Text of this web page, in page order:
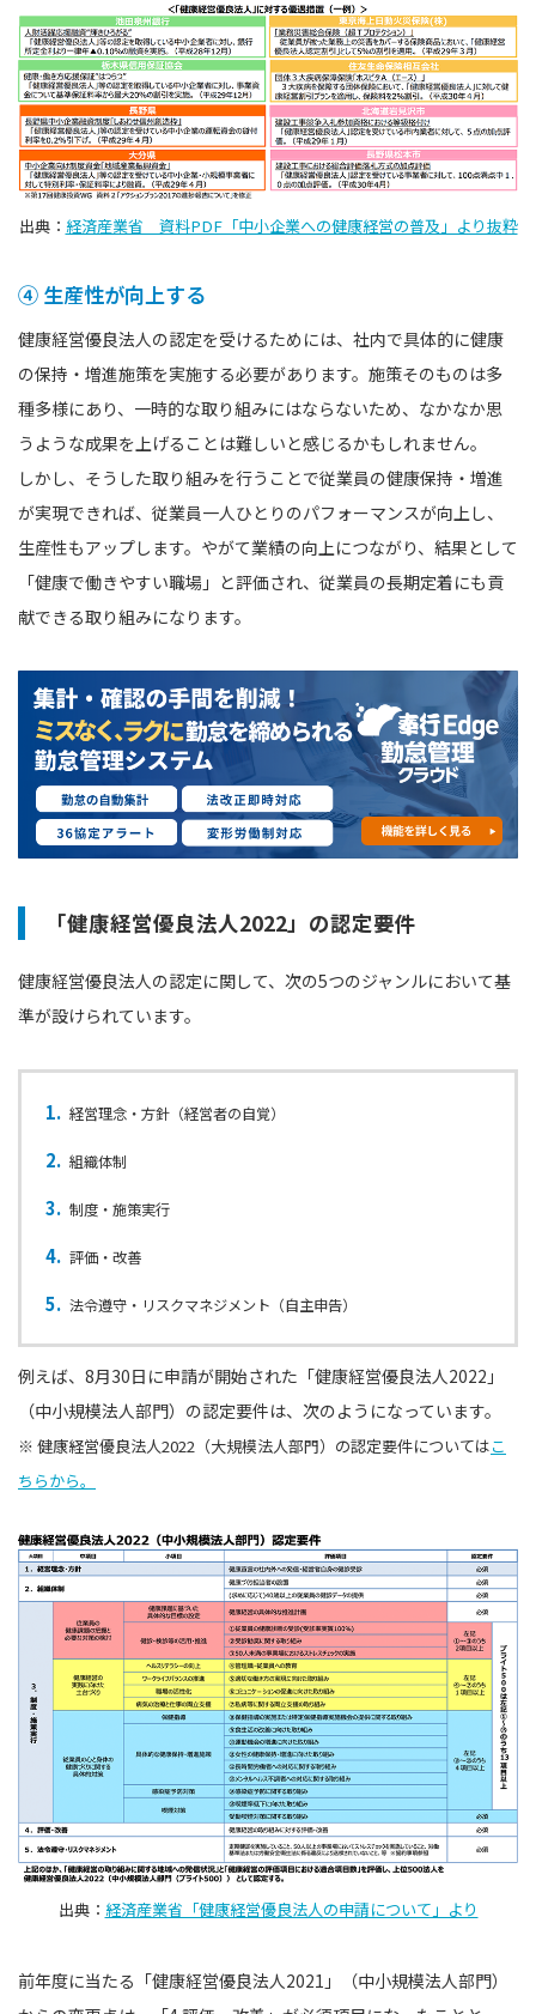
出典： 経済産業省 資料PDF「中小企業への健康経営の普及」より抜粋
④ 生産性が向上する
健康経営優良法人の認定を受けるためには、社内で具体的に健康
の保持・増進施策を実施する必要があります。施策そのものは多
種多様にあり、一時的な取り組みにはならないため、なかなか思
うような成果を上げることは難しいと感じるかもしれません。
しかし、そうした取り組みを行うことで従業員の健康保持・増進
が実現できれば、従業員一人ひとりのパフォーマンスが向上し、
生産性もアップします。やがて業績の向上につながり、結果として
「健康で働きやすい職場」と評価され、従業員の長期定着にも貢
献できる取り組みになります。
「健康経営優良法人2022」の認定要件
健康経営優良法人の認定に関して、次の5つのジャンルにおいて基
準が設けられています。
経営理念・方針（経営者の自覚）
組織体制
制度・施策実行
評価・改善
法令遵守・リスクマネジメント（自主申告）
例えば、8月30日に申請が開始された「健康経営優良法人2022」
（中小規模法人部門）の認定要件は、次のようになっています。
※ 健康経営優良法人2022（大規模法人部門）の認定要件についてはこ
ちらから。
出典： 経済産業省「健康経営優良法人の申請について」より
前年度に当たる「健康経営優良法人2021」（中小規模法人部門）